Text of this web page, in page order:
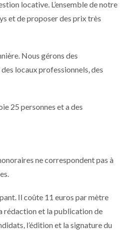
locative. L’ensemble de notre
et de proposer des prix très
Nous gérons des
locaux professionnels, des
25 personnes et a des
ne correspondent pas à
Il coûte 11 euros par mètre
rédaction et la publication de
l’édition et la signature du